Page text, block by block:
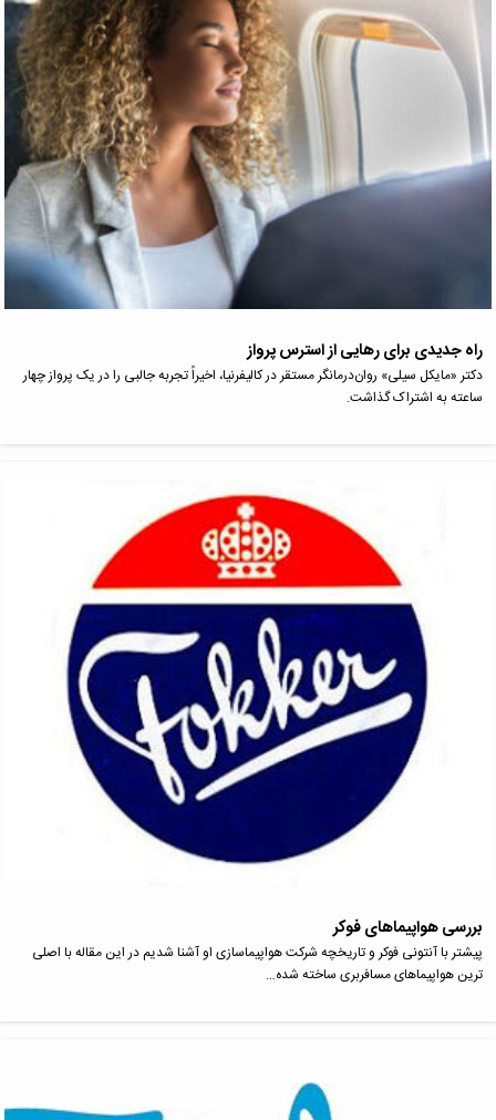
راه جدیدی برای رهایی از استرس پرواز
دکتر «مایکل سیلی» روان‌درمانگر مستقر در کالیفرنیا، اخیراً تجربه جالبی را در یک پرواز چهار
ساعته به اشتراک گذاشت.
بررسی‌ هواپیماهای فوکر
پیشتر با آنتونی فوکر و تاریخچه شرکت هواپیماسازی او آشنا شدیم در این مقاله با اصلی
ترین هواپیماهای مسافربری ساخته شده…